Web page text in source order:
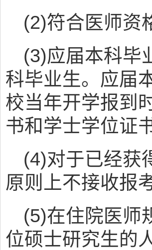
(2)符合医师资
(3)应届本科毕
科毕业生。应届
校当年开学报到
书和学士学位证书
(4)对于已经获
原则上不接收报
(5)在住院医师
位硕士研究生的